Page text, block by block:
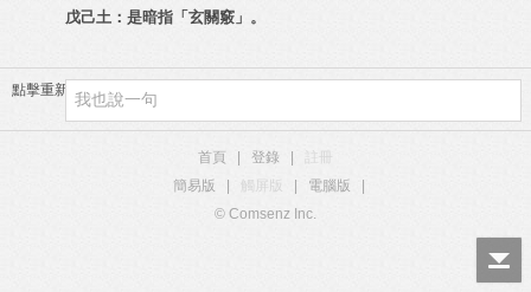
戊己土：是暗指「玄關竅」。
點擊重新加載
首頁 登錄
簡易版
觸屏版 電腦版
© Comsenz Inc.